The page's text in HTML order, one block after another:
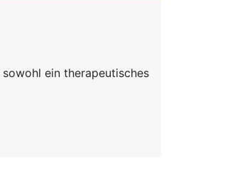
ein therapeutisches